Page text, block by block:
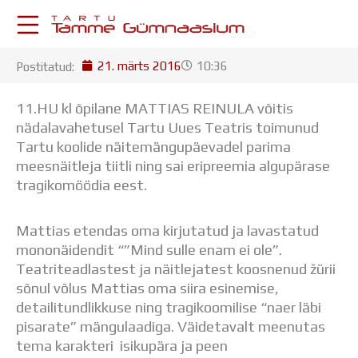
KESKKONNAD
Postkast
Drive
Tamme TV
Tamme Leht
ÕPPETÖÖ
Tunniplaan
Aastaplaan
Õppekava
Ainepassid
Huviringid
Õpilastööd (UPT)
Postitatud: 21. märts 2016 10:36
11.HU kl õpilane MATTIAS REINULA võitis
nädalavahetusel Tartu Uues Teatris toimunud
Tartu koolide näitemängupäevadel parima
meesnäitleja tiitli ning sai eripreemia algupärase
tragikomöödia eest.
Mattias etendas oma kirjutatud ja lavastatud
mononäidendit “”Mind sulle enam ei ole”.
Teatriteadlastest ja näitlejatest koosnenud žürii
sõnul võlus Mattias oma siira esinemise,
detailitundlikkuse ning tragikoomilise “naer läbi
pisarate” mängulaadiga. Väidetavalt meenutas
tema karakteri isikupära ja peen